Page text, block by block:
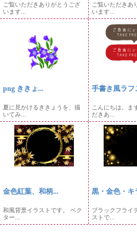
ご覧いただきありがとうござ
います...
ご覧いただきあ
います...
png ききょ...
夏に見かけるききょうを、描
いてみ...
手書き風ラフ
こんにちは。ま
だきあ...
金色紅葉、和柄...
和風背景イラストです。 ベク
ター...
黒・金色・キ
ブラックフライ
ストで...